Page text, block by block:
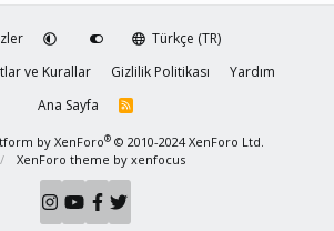
Türkçe (TR)
ve Kurallar Gizlilik Politikası
Yardım
Ana Sayfa
R
S
by XenForo® © 2010-2024 XenForo Ltd.
XenForo theme by xenfocus